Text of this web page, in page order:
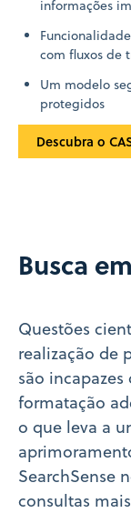
informações
com fluxos de
Um modelo
protegidos
Descubra o
Busca
Questões
realização de
são
formatação
o que leva a
SearchSense
consultas